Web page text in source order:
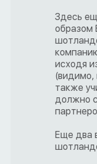
Здесь
образом
исходя
(видимо,
также
должно
Еще два